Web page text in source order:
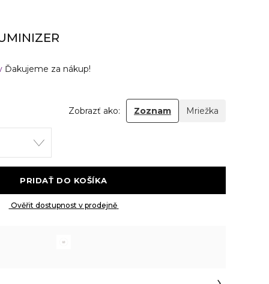
Ďakujeme za nákup!
Zobrazť ako: Zoznam Mriežka
Ověřit dostupnost v prodejně